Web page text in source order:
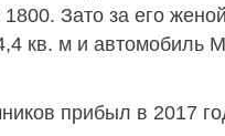
Зато за его
кв. м и автомобиль
прибыл в 2017